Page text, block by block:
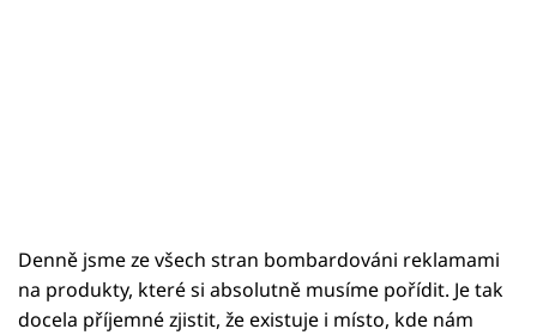
Denně jsme ze všech stran bombardováni reklamami
na produkty, které si absolutně musíme pořídit. Je tak
docela příjemné zjistit, že existuje i místo, kde nám